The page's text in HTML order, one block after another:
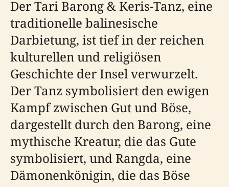
Der Tari Barong & Keris-Tanz, eine
traditionelle balinesische
Darbietung, ist tief in der reichen
kulturellen und religiösen
Geschichte der Insel verwurzelt.
Der Tanz symbolisiert den ewigen
Kampf zwischen Gut und Böse,
dargestellt durch den Barong, eine
mythische Kreatur, die das Gute
symbolisiert, und Rangda, eine
Dämonenkönigin, die das Böse